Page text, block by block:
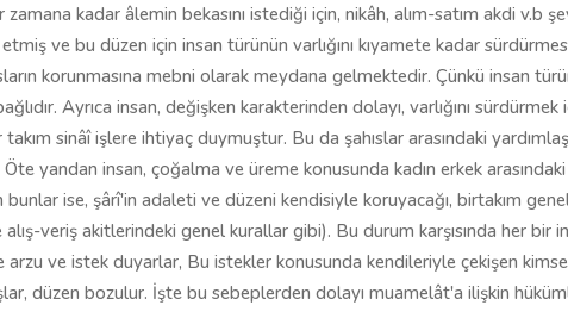
kadar âlemin bekasını istediği için, nikâh, alım-satım akdi v.b
ve bu düzen için insan türünün varlığını kıyamete kadar
korunmasına mebni olarak meydana gelmektedir. Çünkü insan
Ayrıca insan, değişken karakterinden dolayı, varlığını
sinâî işlere ihtiyaç duymuştur. Bu da şahıslar arasındaki
yandan insan, çoğalma ve üreme konusunda kadın erkek
ise, şârî'in adaleti ve düzeni kendisiyle koruyacağı, birtakım
veriş akitlerindeki genel kurallar gibi). Bu durum karşısında her bir
ve istek duyarlar, Bu istekler konusunda kendileriyle çekişen
düzen bozulur. İşte bu sebeplerden dolayı muamelât'a ilişkin